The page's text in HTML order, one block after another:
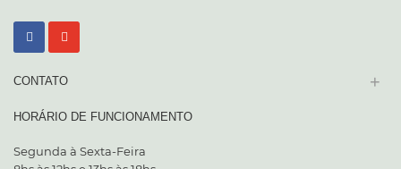
CONTATO +
HORÁRIO DE FUNCIONAMENTO
Segunda à Sexta-Feira